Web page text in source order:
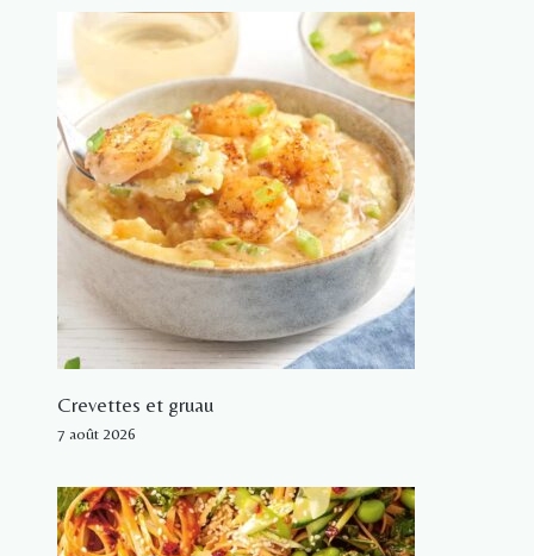
Crevettes et gruau
7 août 2026